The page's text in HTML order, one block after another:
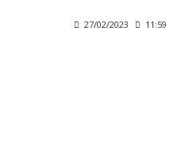
27/02/2023 11:59